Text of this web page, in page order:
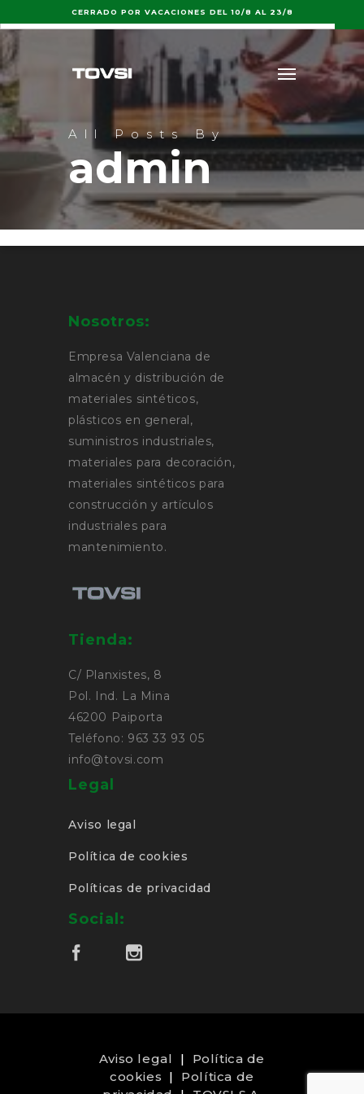
CERRADO POR VACACIONES DEL 10/8 AL 23/8
All Posts By
admin
Nosotros:
Empresa Valenciana de
almacén y distribución de
materiales sintéticos,
plásticos en general,
suministros industriales,
materiales para decoración,
materiales sintéticos para
construcción y artículos
industriales para
mantenimiento.
Tienda:
C/ Planxistes, 8
Pol. Ind. La Mina
46200 Paiporta
Teléfono: 963 33 93 05
info@tovsi.com
Legal
Aviso legal
Política de cookies
Políticas de privacidad
Social:
Aviso legal | Política de
cookies | Política de